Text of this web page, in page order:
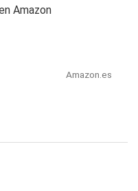
Amazon
Amazon.es